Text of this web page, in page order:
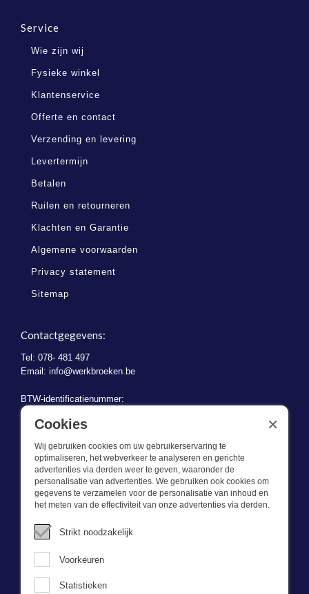
Service
Wie zijn wij
Fysieke winkel
Klantenservice
Offerte en contact
Verzending en levering
Levertermijn
Betalen
Ruilen en retourneren
Klachten en Garantie
Algemene voorwaarden
Privacy statement
Sitemap
Contactgegevens:
Tel: 078- 481 497
Email: info@werkbroeken.be
BTW-identificatienummer:
BE 0721.730.280
Wat we doen
Deze webshop is onderdeel van BEVAZET BV. Bevazet levert al
sinds 1983 bedrijfskleding aan grote en kleinere ondernemingen.
We hebben een eigen winkel/showroom in Brandwijk. Onze klanten
bieden we kwalitatief goede en sterke bedrijfskleding tegen een
scherpe prijs. Onze service is snel, we zijn voorraadhoudend,
Cookies
Wij gebruiken cookies om uw gebruikerservaring te
optimaliseren, het webverkeer te analyseren en gerichte
advertenties via derden weer te geven, waaronder de
personalisatie van advertenties. We gebruiken ook cookies om
gegevens te verzamelen voor de personalisatie van inhoud en
het meten van de effectiviteit van onze advertenties via derden.
Strikt noodzakelijk
Voorkeuren
Statistieken
×